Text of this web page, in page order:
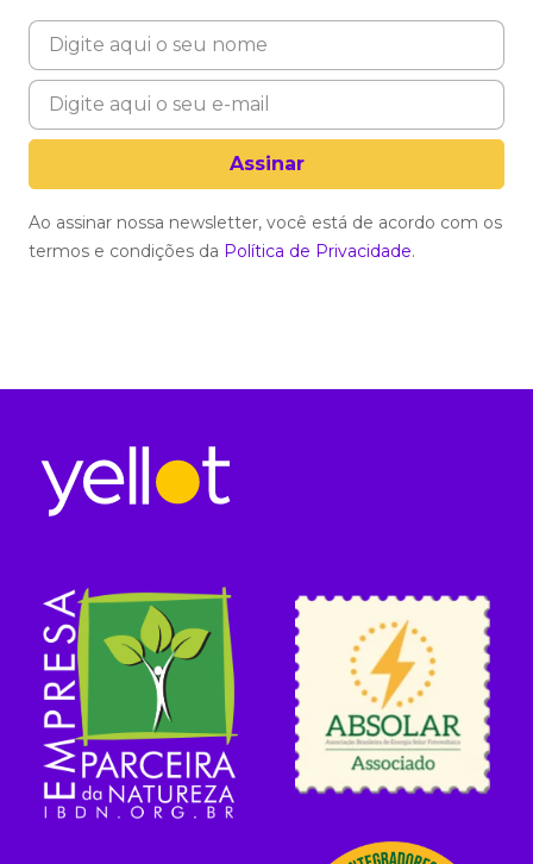
Ao assinar nossa newsletter, você está de acordo com os
termos e condições da Política de Privacidade.